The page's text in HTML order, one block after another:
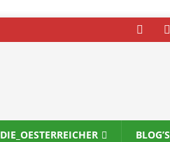
DIE_OESTERREICHER BLOG’S